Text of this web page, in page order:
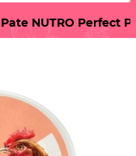
Pate NUTRO Perfect